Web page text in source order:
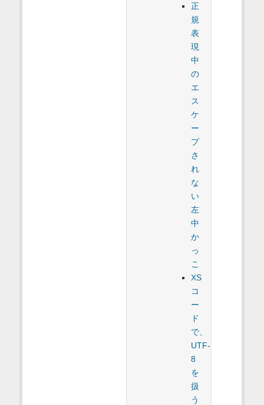
正
規
表
現
中
の
エ
ス
ケ
ー
プ
さ
れ
な
い
左
中
か
っ
こ
XS
コ
ー
ド
で、
UTF-
8
を
扱
う